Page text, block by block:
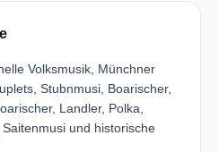
Volksmusik, Münchner
Stubnmusi, Boarischer,
Landler, Polka,
und historische